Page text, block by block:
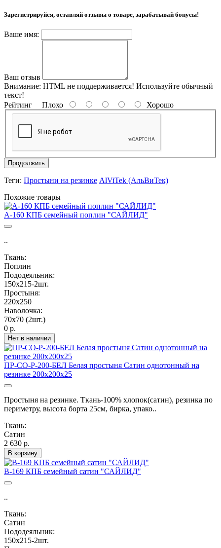
Зарегистрируйся, оставляй отзывы о товаре, зарабатывай бонусы!
Ваше имя:
Ваш отзыв
Внимание: HTML не поддерживается! Используйте обычный
текст!
Рейтинг Плохо Хорошо
Продолжить
Теги: Простыни на резинке AlViTek (АльВиТек)
Похожие товары
A-160 КПБ семейный поплин "САЙЛИД"
..
Ткань:
Поплин
Пододеяльник:
150х215-2шт.
Простыня:
220х250
Наволочка:
70х70 (2шт.)
0 р.
Нет в наличии
ПР-СО-Р-200-БЕЛ Белая простыня Сатин однотонный на
резинке 200х200х25
Простыня на резинке. Ткань-100% хлопок(сатин), резинка по
периметру, высота борта 25см, бирка, упако..
Ткань:
Сатин
2 630 р.
В корзину
B-169 КПБ семейный сатин "САЙЛИД"
..
Ткань:
Сатин
Пододеяльник:
150х215-2шт.